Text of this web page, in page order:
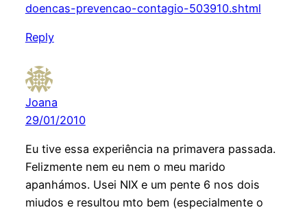
doencas-prevencao-contagio-503910.shtml
Reply
Joana
29/01/2010
Eu tive essa experiência na primavera passada.
Felizmente nem eu nem o meu marido
apanhámos. Usei NIX e um pente 6 nos dois
miudos e resultou mto bem (especialmente o